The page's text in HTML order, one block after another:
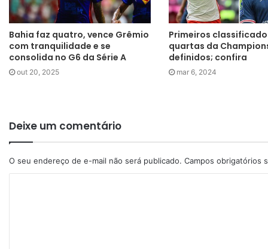
Bahia faz quatro, vence Grêmio
com tranquilidade e se
consolida no G6 da Série A
out 20, 2025
Primeiros
quartas da
definidos; confira
mar 6, 2024
Deixe um comentário
O seu endereço de e-mail não será publicado. Campos obrigatórios